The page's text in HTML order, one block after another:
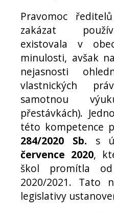
Pravomoc
zakázat
existovala v
minulosti, avšak
nejasnosti
vlastnických
samotnou
přestávkách).
této kompetence
284/2020 Sb. s
července 2020,
škol promítla
2020/2021. Tato
legislativy